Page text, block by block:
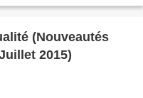
(Nouveautés
2015)